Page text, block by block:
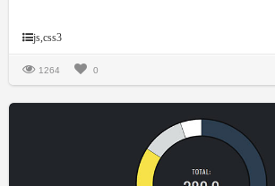
js,css3
1264 0